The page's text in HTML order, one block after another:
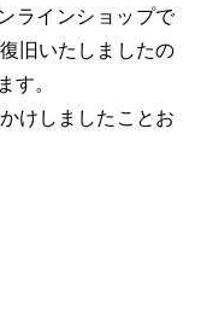
ラインショップで
旧いたしましたの
す。
けしましたことお